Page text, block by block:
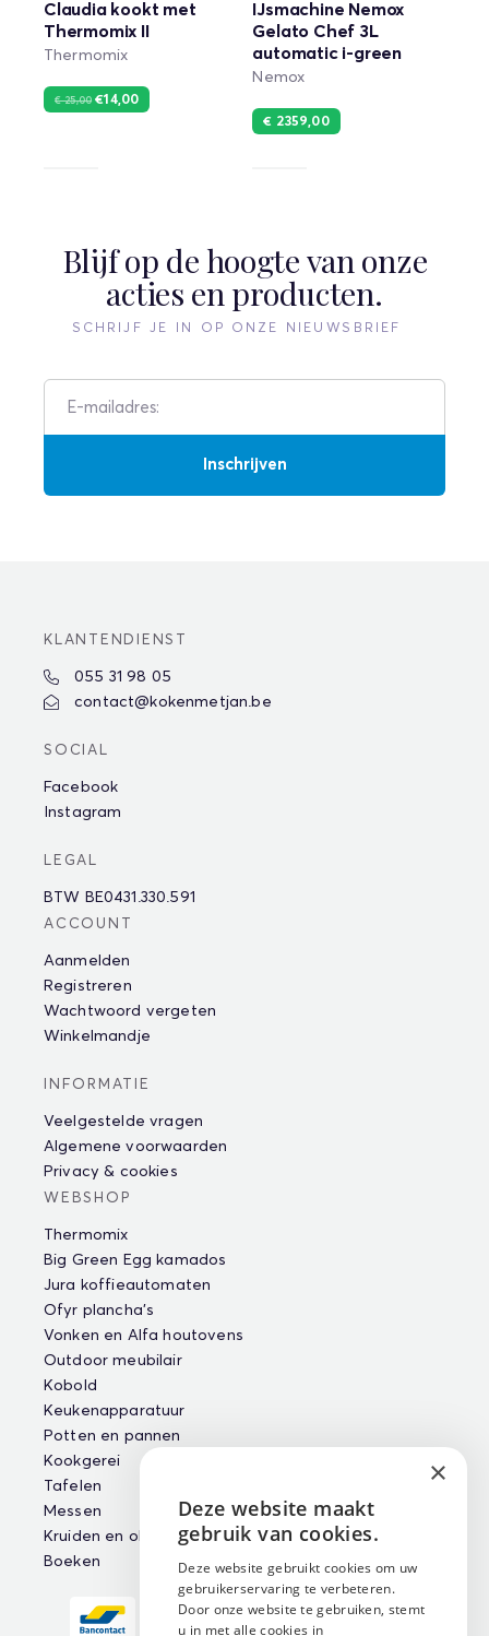
Claudia kookt met
Thermomix II
Thermomix
€ 25,00 €14,00
IJsmachine Nemox
Gelato Chef 3L
automatic i-green
Nemox
€ 2359,00
Blijf op de hoogte van onze
acties en producten.
SCHRIJF JE IN OP ONZE NIEUWSBRIEF
Inschrijven
KLANTENDIENST
055 31 98 05
contact@kokenmetjan.be
SOCIAL
Facebook
Instagram
LEGAL
BTW BE0431.330.591
ACCOUNT
Aanmelden
Registreren
Wachtwoord vergeten
Winkelmandje
INFORMATIE
Veelgestelde vragen
Algemene voorwaarden
Privacy & cookies
WEBSHOP
Thermomix
Big Green Egg kamados
Jura koffieautomaten
Ofyr plancha's
Vonken en Alfa houtovens
Outdoor meubilair
Kobold
Keukenapparatuur
Potten en pannen
Kookgerei
Tafelen
Messen
Kruiden en oliën
Boeken
ENGLISH
FRANÇAIS
×
Deze website maakt
gebruik van cookies.
Deze website gebruikt cookies om uw
gebruikerservaring te verbeteren.
Door onze website te gebruiken, stemt
u in met alle cookies in